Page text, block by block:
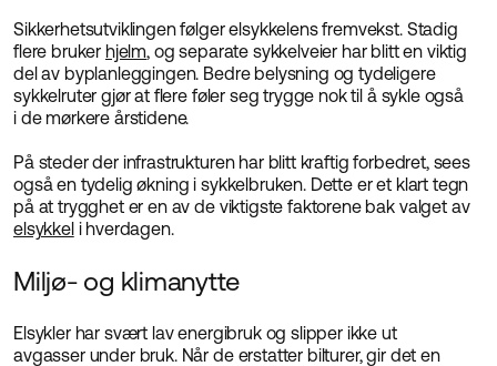
Sikkerhetsutviklingen følger elsykkelens fremvekst. Stadig
flere bruker hjelm, og separate sykkelveier har blitt en viktig
del av byplanleggingen. Bedre belysning og tydeligere
sykkelruter gjør at flere føler seg trygge nok til å sykle også
i de mørkere årstidene.
På steder der infrastrukturen har blitt kraftig forbedret, sees
også en tydelig økning i sykkelbruken. Dette er et klart tegn
på at trygghet er en av de viktigste faktorene bak valget av
elsykkeli hverdagen.
Miljø- og klimanytte
Elsykler har svært lav energibruk og slipper ikke ut
avgasser under bruk. Når de erstatter bilturer, gir det en